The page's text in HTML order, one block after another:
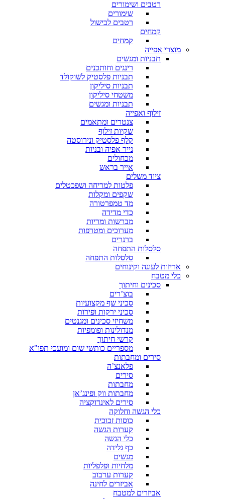
רטבים ושימורים
שימורים
רטבים לבישול
קמחים
קמחים
מוצרי אפייה
תבניות ומגשים
רינגים וחותכנים
תבניות פלסטיק לשוקולד
תבניות סיליקון
משטחי סיליקון
תבניות ומגשים
זילוף ואפייה
צנטרים ומתאמים
שקיות זילוף
קלף פלסטיק ונירוסטה
נייר אפיה ובניות
מכחולים
אייר בראש
ציוד משלים
פלטות למריחה ושפכטלים
שקפים ומקלות
מד טמפרטורה
כדי מדידה
מברשות ומריות
מערוכים ומטרפות
ברנרים
סלסלות התפחה
סלסלות התפחה
אריזות לעוגה וקינוחים
כלי מטבח
סכינים וחיתוך
בוצ’רים
סכיני שף מקצועיות
סכיני ירקות ופירות
משחיזי סכינים ומגנטים
מנדולינות ופומפיות
קרשי חיתוך
מספריים כותשי שום ומועכי תפו"א
סירים ומחבתות
פלאנצ’ה
סירים
מחבתות
מחבתות ווק ופינג’אן
סירים לאינדוקציה
כלי הגשה וחלוקה
כוסות זכוכית
קערות הגשה
כלי הגשה
כף גלידה
מגשים
מלחיות ופלפליות
קערות ערבוב
אביזרים לחינה
אביזרים למטבח